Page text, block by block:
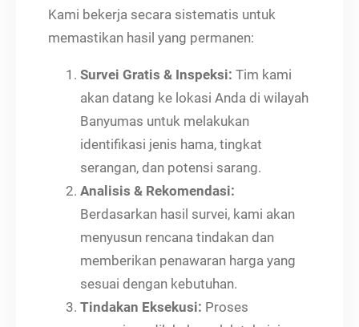
Kami bekerja secara sistematis untuk
memastikan hasil yang permanen:
Survei Gratis & Inspeksi: Tim kami
akan datang ke lokasi Anda di wilayah
Banyumas untuk melakukan
identifikasi jenis hama, tingkat
serangan, dan potensi sarang.
Analisis & Rekomendasi:
Berdasarkan hasil survei, kami akan
menyusun rencana tindakan dan
memberikan penawaran harga yang
sesuai dengan kebutuhan.
Tindakan Eksekusi: Proses